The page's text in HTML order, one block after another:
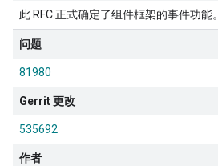
此 RFC 正式确定了组件框架的事件功能。
问题
81980
Gerrit 更改
535692
作者